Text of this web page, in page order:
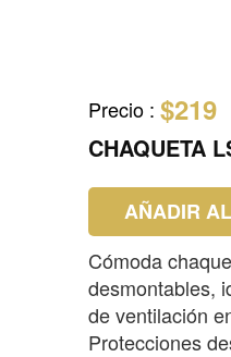
Precio : $219
CHAQUETA
AÑADIR
Cómoda
desmontables,
de ventilación
Protecciones